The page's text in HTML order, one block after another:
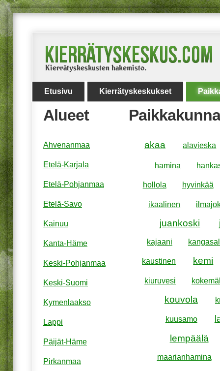
Etusivu Kierrätyskeskukset
akaa alavieska
hamina
hollola hyvinkää
ikaalinen
juankoski
kajaani
kaustinen kemi
kiuruvesi
kouvola
kuusamo
lempäälä
maarianhamina
Alueet
Ahvenanmaa
Etelä-Karjala
Etelä-Pohjanmaa
Etelä-Savo
Kainuu
Kanta-Häme
Keski-Pohjanmaa
Keski-Suomi
Kymenlaakso
Lappi
Päijät-Häme
Pirkanmaa